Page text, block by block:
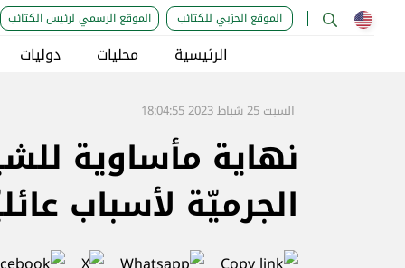
الموقع الحزبي للكتائب الموقع الرسمي لرئيس الكتائب
الرئيسية محليات دوليات
السبت 25 شباط 2023 18:04:55
نهاية مأساوية
الجرميّة لأسباب